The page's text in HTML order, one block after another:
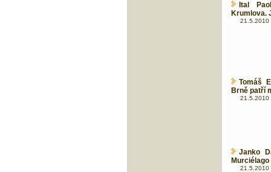
Ital
Krumlova.
21.5.2010
Tomáš
Brně patří
21.5.2010
Janko
Murciélago
21.5.2010